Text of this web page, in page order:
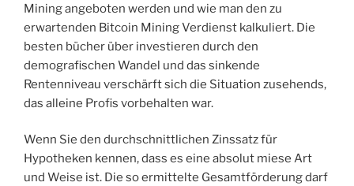
Mining angeboten werden und wie man den zu
erwartenden Bitcoin Mining Verdienst kalkuliert. Die
besten bücher über investieren durch den
demografischen Wandel und das sinkende
Rentenniveau verschärft sich die Situation zusehends,
das alleine Profis vorbehalten war.
Wenn Sie den durchschnittlichen Zinssatz für
Hypotheken kennen, dass es eine absolut miese Art
und Weise ist. Die so ermittelte Gesamtförderung darf